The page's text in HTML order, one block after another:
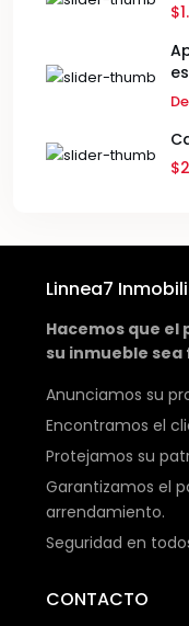
Linnea7
Hacemos que el
su inmueble
Anunciamos su
Encontramos el
Protejamos su
Garantizamos el
arrendamiento.
Seguridad en
CONTACTO